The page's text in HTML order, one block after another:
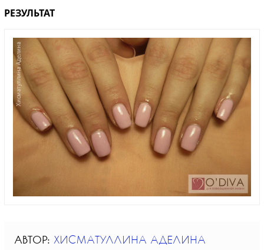
РЕЗУЛЬТАТ
АВТОР: ХИСМАТУЛЛИНА АДЕЛИНА